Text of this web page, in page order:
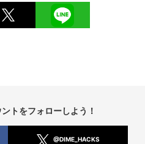
トをフォローしよう！
@DIME_HACKS